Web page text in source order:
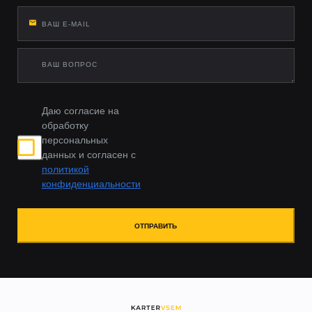
Даю согласие на
обработку
персональных
данных и согласен с
политикой
конфиденциальности
ОТПРАВИТЬ